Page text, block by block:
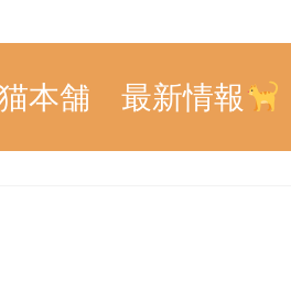
本舗 最新情報